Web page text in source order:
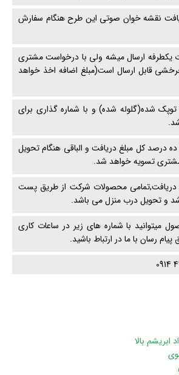
نقشه خوان صوتی این طرح هنگام سفارش
ارسال میشه ولی با درخواست مشتری
قابل ارسال است(مبلغ اضافه اخذ خواهد
شده(گلوله شده) و با شماره گذاری برای
درصد کل مبلغ دریافت و الباقی هنگام تحویل
تسویه خواهد شد.
محصولات شرکت از طریق پست
و تحویل درب منزل می باشد.
میتوانید با شماره های زیر در ساعات کاری
رسان با ما در ارتباط باشید.
ابریشم بالا